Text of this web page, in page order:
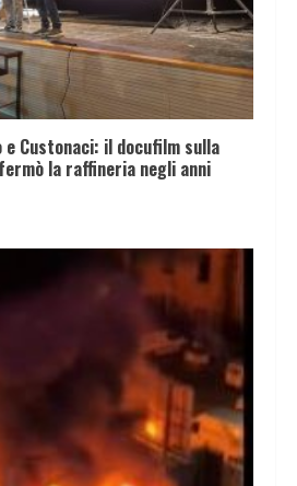
e Custonaci: il docufilm sulla
la raffineria negli anni